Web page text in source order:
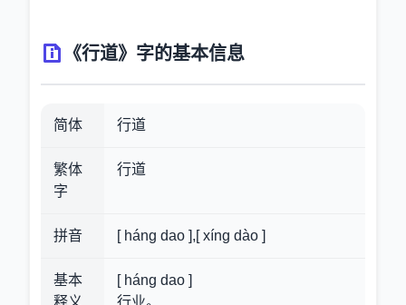
《行道》字的基本信息
简体 行道
繁体
字
行道
拼音 [ háng dao ],[ xíng dào ]
基本
释义
[ háng dao ]
行业。